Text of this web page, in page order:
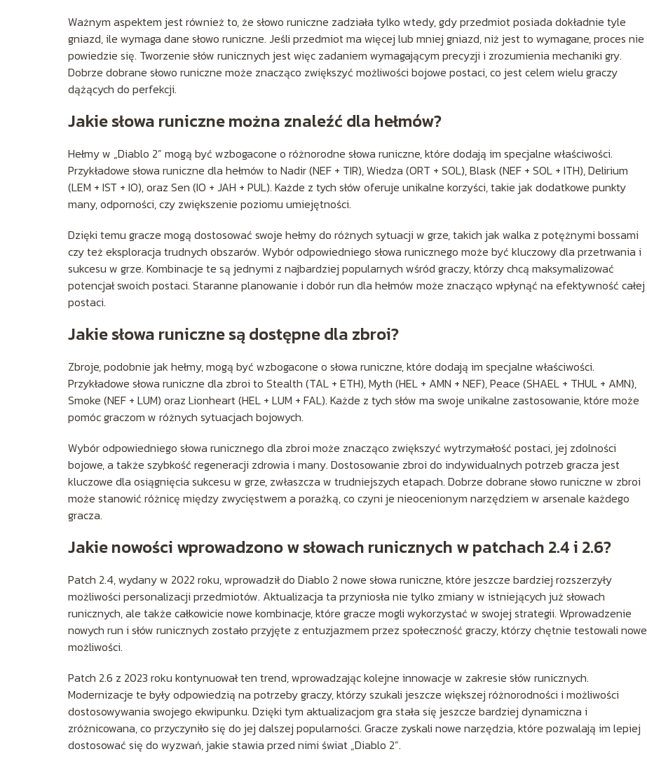
Ważnym aspektem jest również to, że słowo runiczne zadziała tylko wtedy, gdy przedmiot posiada dokładnie tyle
gniazd, ile wymaga dane słowo runiczne. Jeśli przedmiot ma więcej lub mniej gniazd, niż jest to wymagane, proces nie
powiedzie się. Tworzenie słów runicznych jest więc zadaniem wymagającym precyzji i zrozumienia mechaniki gry.
Dobrze dobrane słowo runiczne może znacząco zwiększyć możliwości bojowe postaci, co jest celem wielu graczy
dążących do perfekcji.
Jakie słowa runiczne można znaleźć dla hełmów?
Hełmy w „Diablo 2” mogą być wzbogacone o różnorodne słowa runiczne, które dodają im specjalne właściwości.
Przykładowe słowa runiczne dla hełmów to Nadir (NEF + TIR), Wiedza (ORT + SOL), Blask (NEF + SOL + ITH), Delirium
(LEM + IST + IO), oraz Sen (IO + JAH + PUL). Każde z tych słów oferuje unikalne korzyści, takie jak dodatkowe punkty
many, odporności, czy zwiększenie poziomu umiejętności.
Dzięki temu gracze mogą dostosować swoje hełmy do różnych sytuacji w grze, takich jak walka z potężnymi bossami
czy też eksploracja trudnych obszarów. Wybór odpowiedniego słowa runicznego może być kluczowy dla przetrwania i
sukcesu w grze. Kombinacje te są jednymi z najbardziej popularnych wśród graczy, którzy chcą maksymalizować
potencjał swoich postaci. Staranne planowanie i dobór run dla hełmów może znacząco wpłynąć na efektywność całej
postaci.
Jakie słowa runiczne są dostępne dla zbroi?
Zbroje, podobnie jak hełmy, mogą być wzbogacone o słowa runiczne, które dodają im specjalne właściwości.
Przykładowe słowa runiczne dla zbroi to Stealth (TAL + ETH), Myth (HEL + AMN + NEF), Peace (SHAEL + THUL + AMN),
Smoke (NEF + LUM) oraz Lionheart (HEL + LUM + FAL). Każde z tych słów ma swoje unikalne zastosowanie, które może
pomóc graczom w różnych sytuacjach bojowych.
Wybór odpowiedniego słowa runicznego dla zbroi może znacząco zwiększyć wytrzymałość postaci, jej zdolności
bojowe, a także szybkość regeneracji zdrowia i many. Dostosowanie zbroi do indywidualnych potrzeb gracza jest
kluczowe dla osiągnięcia sukcesu w grze, zwłaszcza w trudniejszych etapach. Dobrze dobrane słowo runiczne w zbroi
może stanowić różnicę między zwycięstwem a porażką, co czyni je nieocenionym narzędziem w arsenale każdego
gracza.
Jakie nowości wprowadzono w słowach runicznych w patchach 2.4 i 2.6?
Patch 2.4, wydany w 2022 roku, wprowadził do Diablo 2 nowe słowa runiczne, które jeszcze bardziej rozszerzyły
możliwości personalizacji przedmiotów. Aktualizacja ta przyniosła nie tylko zmiany w istniejących już słowach
runicznych, ale także całkowicie nowe kombinacje, które gracze mogli wykorzystać w swojej strategii. Wprowadzenie
nowych run i słów runicznych zostało przyjęte z entuzjazmem przez społeczność graczy, którzy chętnie testowali nowe
możliwości.
Patch 2.6 z 2023 roku kontynuował ten trend, wprowadzając kolejne innowacje w zakresie słów runicznych.
Modernizacje te były odpowiedzią na potrzeby graczy, którzy szukali jeszcze większej różnorodności i możliwości
dostosowywania swojego ekwipunku. Dzięki tym aktualizacjom gra stała się jeszcze bardziej dynamiczna i
zróżnicowana, co przyczyniło się do jej dalszej popularności. Gracze zyskali nowe narzędzia, które pozwalają im lepiej
dostosować się do wyzwań, jakie stawia przed nimi świat „Diablo 2”.